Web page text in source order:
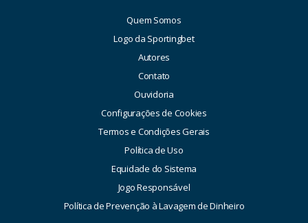
Quem Somos
Logo da Sportingbet
Autores
Contato
Ouvidoria
Configurações de Cookies
Termos e Condições Gerais
Política de Uso
Equidade do Sistema
Jogo Responsável
Política de Prevenção à Lavagem de Dinheiro